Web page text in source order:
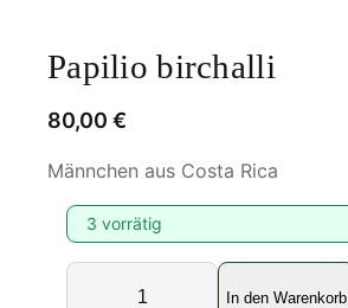
Papilio birchalli
80,00 €
Männchen aus Costa Rica
3 vorrätig
P
In den Warenkorb